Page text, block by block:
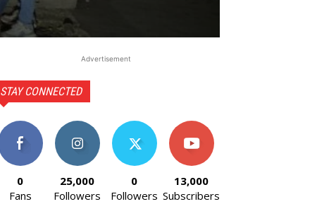
Advertisement
STAY CONNECTED
0
Fans
25,000
Followers
0
Followers
13,000
Subscribers